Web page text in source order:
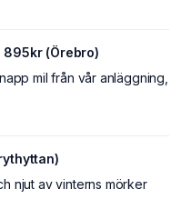
(Örebro)
mil från vår anläggning,
njut av vinterns mörker